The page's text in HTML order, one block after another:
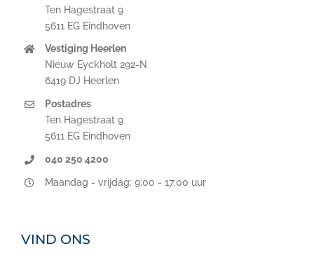
Ten Hagestraat 9
5611 EG Eindhoven
Vestiging Heerlen
Nieuw Eyckholt 292-N
6419 DJ Heerlen
Postadres
Ten Hagestraat 9
5611 EG Eindhoven
040 250 4200
Maandag - vrijdag: 9:00 - 17:00 uur
VIND ONS